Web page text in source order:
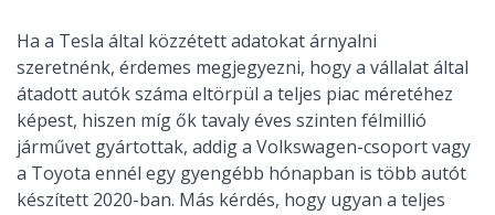
Ha a Tesla által közzétett adatokat árnyalni
szeretnénk, érdemes megjegyezni, hogy a vállalat által
átadott autók száma eltörpül a teljes piac méretéhez
képest, hiszen míg ők tavaly éves szinten félmillió
járművet gyártottak, addig a Volkswagen-csoport vagy
a Toyota ennél egy gyengébb hónapban is több autót
készített 2020-ban. Más kérdés, hogy ugyan a teljes